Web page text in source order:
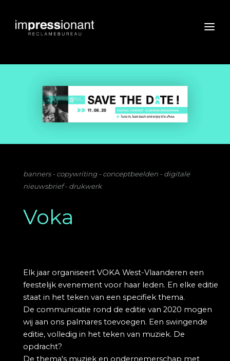
banners - copywriting - conceptbeelden - digitale
nieuwsbrief - drukwerk
Voka
Elk jaar organiseert VOKA West-Vlaanderen een
feestelijk evenement voor haar leden. En elke editie
staat in het teken van een specifiek thema.
De communicatie rond de editie van 2020 mogen
wij aan ons palmares toevoegen. Een swingende
editie, volledig in het teken van muziek. De
opdracht?
De thema's muziek en ondernemerschap met